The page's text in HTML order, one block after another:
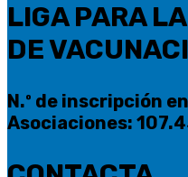
LIGA PARA
DE
N.º de inscripción
Asociaciones: